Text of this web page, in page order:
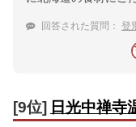
回答された質問： 登
[9位] 日光中禅